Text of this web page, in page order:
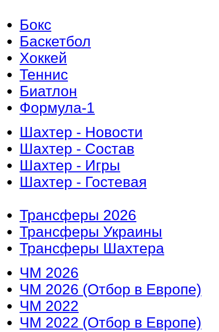
Бокс
Баскетбол
Хоккей
Теннис
Биатлон
Формула-1
Шахтер - Новости
Шахтер - Состав
Шахтер - Игры
Шахтер - Гостевая
Трансферы 2026
Трансферы Украины
Трансферы Шахтера
ЧМ 2026
ЧМ 2026 (Отбор в Европе)
ЧМ 2022
ЧМ 2022 (Отбор в Европе)